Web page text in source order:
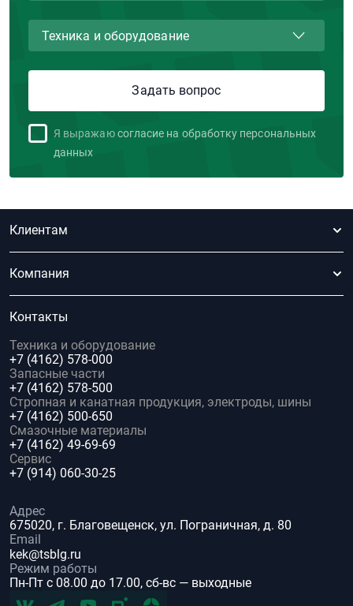
Я выражаю согласие на обработку персональных
данных
Клиентам
Компания
Контакты
Техника и оборудование
+7 (4162) 578-000
Запасные части
+7 (4162) 578-500
Стропная и канатная продукция, электроды, шины
+7 (4162) 500-650
Смазочные материалы
+7 (4162) 49-69-69
Сервис
+7 (914) 060-30-25
Адрес
675020, г. Благовещенск, ул. Пограничная, д. 80
Email
kek@tsblg.ru
Режим работы
Пн-Пт с 08.00 до 17.00, сб-вс — выходные